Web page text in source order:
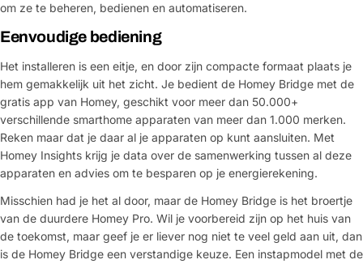
om ze te beheren, bedienen en automatiseren.
Eenvoudige bediening
Het installeren is een eitje, en door zijn compacte formaat plaats je
hem gemakkelijk uit het zicht. Je bedient de Homey Bridge met de
gratis app van Homey, geschikt voor meer dan 50.000+
verschillende smarthome apparaten van meer dan 1.000 merken.
Reken maar dat je daar al je apparaten op kunt aansluiten. Met
Homey Insights krijg je data over de samenwerking tussen al deze
apparaten en advies om te besparen op je energierekening.
Misschien had je het al door, maar de Homey Bridge is het broertje
van de duurdere Homey Pro. Wil je voorbereid zijn op het huis van
de toekomst, maar geef je er liever nog niet te veel geld aan uit, dan
is de Homey Bridge een verstandige keuze. Een instapmodel met de